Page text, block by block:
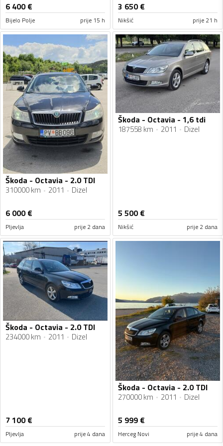
6 400€
Bijelo Polje prije 15 h
3 650€
Nikšić prije 21 h
Škoda - Octavia - 2.0 TDI
310000 km 2011 Dizel
6 000€
Pljevlja prije 2 dana
Škoda - Octavia - 1,6 tdi
187558 km 2011 Dizel
5 500€
Nikšić prije 2 dana
Škoda - Octavia - 2.0 TDI
234000 km 2011 Dizel
7 100€
Pljevlja prije 4 dana
Škoda - Octavia - 2.0 TDI
270000 km 2011 Dizel
5 999 €
Herceg Novi prije 4 dana